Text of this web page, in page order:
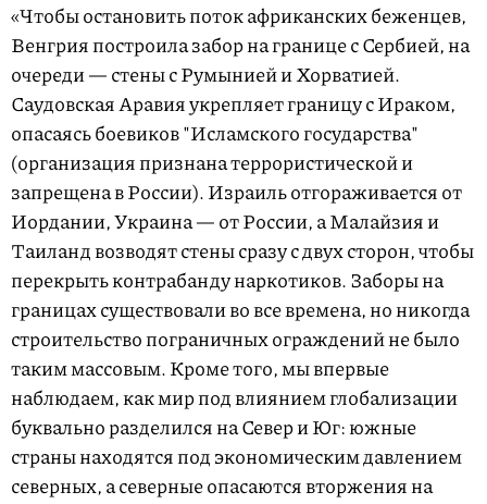
«Чтобы остановить поток африканских беженцев,
Венгрия построила забор на границе с Сербией, на
очереди — стены с Румынией и Хорватией.
Саудовская Аравия укрепляет границу с Ираком,
опасаясь боевиков "Исламского государства"
(организация признана террористической и
запрещена в России). Израиль отгораживается от
Иордании, Украина — от России, а Малайзия и
Таиланд возводят стены сразу с двух сторон, чтобы
перекрыть контрабанду наркотиков. Заборы на
границах существовали во все времена, но никогда
строительство пограничных ограждений не было
таким массовым. Кроме того, мы впервые
наблюдаем, как мир под влиянием глобализации
буквально разделился на Север и Юг: южные
страны находятся под экономическим давлением
северных, а северные опасаются вторжения на